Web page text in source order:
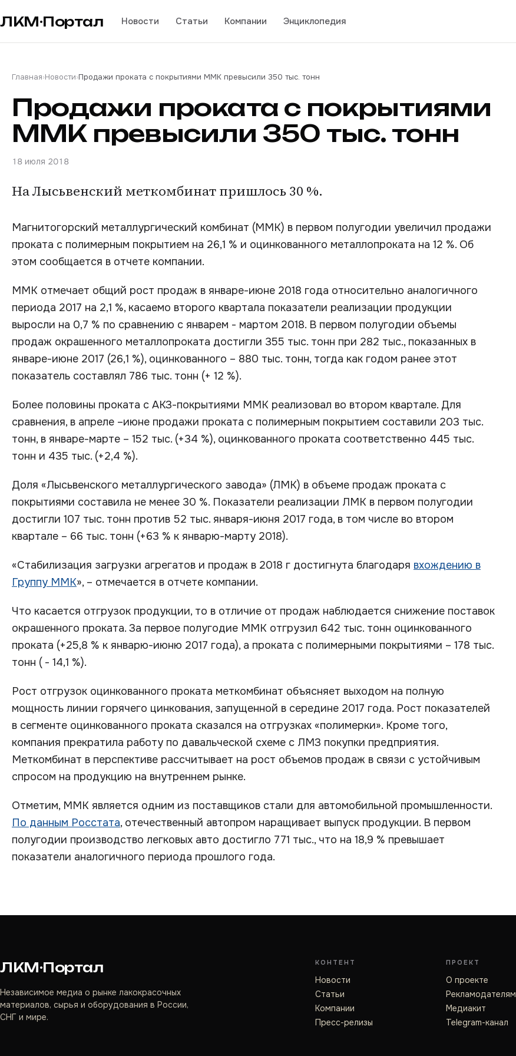
ЛКМ·Портал Новости Статьи Компании Энциклопедия
Главная›Новости›Продажи проката с покрытиями ММК превысили 350 тыс. тонн
Продажи проката с покрытиями
ММК превысили 350 тыс. тонн
18 июля 2018
На Лысьвенский меткомбинат пришлось 30 %.
Магнитогорский металлургический комбинат (ММК) в первом полугодии увеличил продажи
проката с полимерным покрытием на 26,1 % и оцинкованного металлопроката на 12 %. Об
этом сообщается в отчете компании.
ММК отмечает общий рост продаж в январе-июне 2018 года относительно аналогичного
периода 2017 на 2,1 %, касаемо второго квартала показатели реализации продукции
выросли на 0,7 % по сравнению с январем - мартом 2018. В первом полугодии объемы
продаж окрашенного металлопроката достигли 355 тыс. тонн при 282 тыс., показанных в
январе-июне 2017 (26,1 %), оцинкованного – 880 тыс. тонн, тогда как годом ранее этот
показатель составлял 786 тыс. тонн (+ 12 %).
Более половины проката с АКЗ-покрытиями ММК реализовал во втором квартале. Для
сравнения, в апреле –июне продажи проката с полимерным покрытием составили 203 тыс.
тонн, в январе-марте – 152 тыс. (+34 %), оцинкованного проката соответственно 445 тыс.
тонн и 435 тыс. (+2,4 %).
Доля «Лысьвенского металлургического завода» (ЛМК) в объеме продаж проката с
покрытиями составила не менее 30 %. Показатели реализации ЛМК в первом полугодии
достигли 107 тыс. тонн против 52 тыс. января-июня 2017 года, в том числе во втором
квартале – 66 тыс. тонн (+63 % к январю-марту 2018).
«Стабилизация загрузки агрегатов и продаж в 2018 г достигнута благодаря вхождению в
Группу ММК», – отмечается в отчете компании.
Что касается отгрузок продукции, то в отличие от продаж наблюдается снижение поставок
окрашенного проката. За первое полугодие ММК отгрузил 642 тыс. тонн оцинкованного
проката (+25,8 % к январю-июню 2017 года), а проката с полимерными покрытиями – 178 тыс.
тонн ( - 14,1 %).
Рост отгрузок оцинкованного проката меткомбинат объясняет выходом на полную
мощность линии горячего цинкования, запущенной в середине 2017 года. Рост показателей
в сегменте оцинкованного проката сказался на отгрузках «полимерки». Кроме того,
компания прекратила работу по давальческой схеме с ЛМЗ покупки предприятия.
Меткомбинат в перспективе рассчитывает на рост объемов продаж в связи с устойчивым
спросом на продукцию на внутреннем рынке.
Отметим, ММК является одним из поставщиков стали для автомобильной промышленности.
По данным Росстата, отечественный автопром наращивает выпуск продукции. В первом
полугодии производство легковых авто достигло 771 тыс., что на 18,9 % превышает
показатели аналогичного периода прошлого года.
ЛКМ·Портал
Независимое медиа о рынке лакокрасочных
материалов, сырья и оборудования в России,
СНГ и мире.
КОНТЕНТ
Новости
Статьи
Компании
Пресс-релизы
ПРОЕКТ
О проекте
Рекламодателям
Медиакит
Telegram-канал